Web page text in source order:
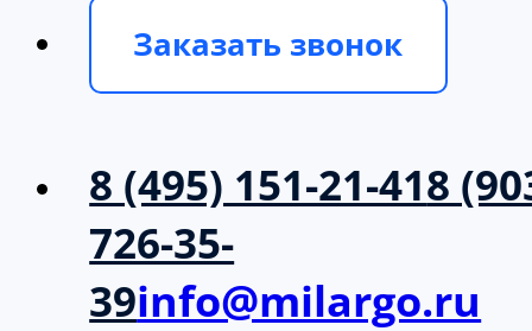
Заказать звонок
8 (495) 151-21-418
726-35-
39info@milargo.ru